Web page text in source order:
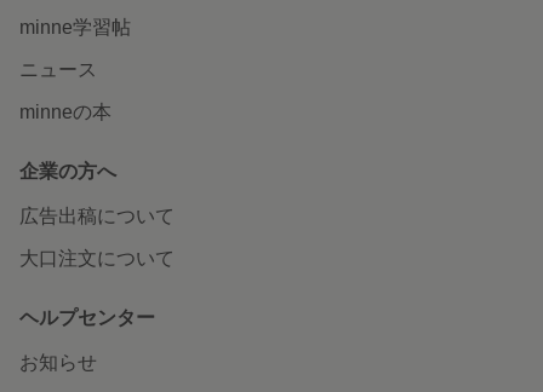
minne学習帖
ニュース
minneの本
企業の方へ
広告出稿について
大口注文について
ヘルプセンター
お知らせ